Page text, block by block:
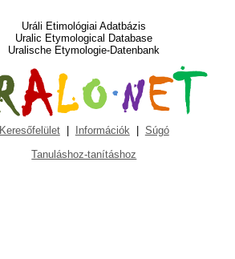
Uráli Etimológiai Adatbázis
Uralic Etymological Database
Uralische Etymologie-Datenbank
Keresőfelület| Információk| Súgó
Tanuláshoz-tanításhoz